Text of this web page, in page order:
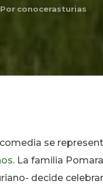
Por conocerasturias
se
. La familia
decide